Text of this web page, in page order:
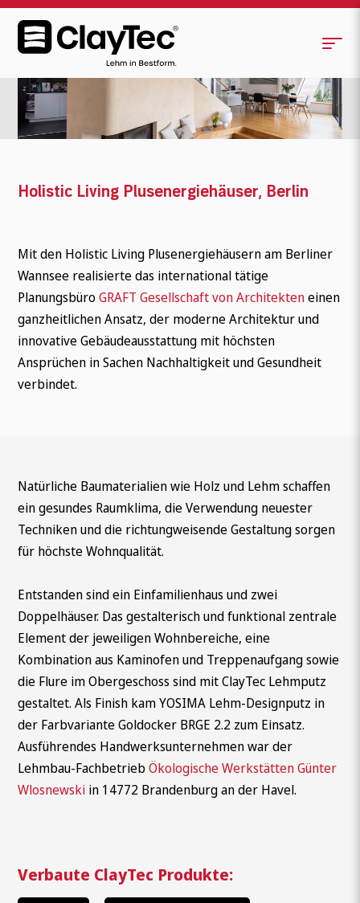
Holistic Living Plusenergiehäuser >
Holistic Living Plusenergiehäuser, Berlin
Mit den Holistic Living Plusenergiehäusern am Berliner
Wannsee realisierte das international tätige
PlanungsbüroGRAFT Gesellschaft von Architekteneinen
ganzheitlichen Ansatz, der moderne Architektur und
innovative Gebäudeausstattung mit höchsten
Ansprüchen in Sachen Nachhaltigkeit und Gesundheit
verbindet.
Verbaute ClayTec Produkte:
Natürliche Baumaterialien wie Holz und Lehm schaffen
ein gesundes Raumklima, die Verwendung neuester
Techniken und die richtungweisende Gestaltung sorgen
für höchste Wohnqualität.
Entstanden sind ein Einfamilienhaus und zwei
Doppelhäuser. Das gestalterisch und funktional zentrale
Element der jeweiligen Wohnbereiche, eine
Kombination aus Kaminofen und Treppenaufgang sowie
die Flure im Obergeschoss sind mit ClayTec Lehmputz
gestaltet. Als Finish kam YOSIMA Lehm-Designputz in
der Farbvariante Goldocker BRGE 2.2 zum Einsatz.
Ausführendes Handwerksunternehmen war der
Lehmbau-FachbetriebÖkologische Werkstätten Günter
Wlosnewski in 14772 Brandenburg an der Havel.